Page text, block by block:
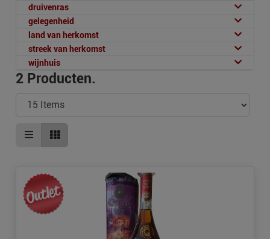
druivenras
gelegenheid
land van herkomst
streek van herkomst
wijnhuis
2 Producten.